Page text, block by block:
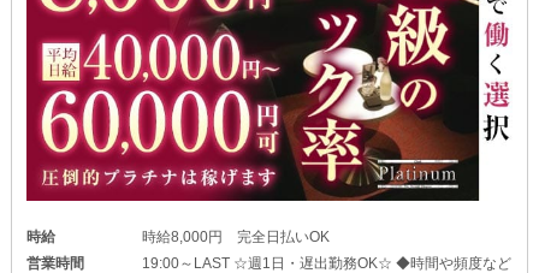
時給
時給8,000円 完全日払いOK
営業時間
19:00～LAST ☆週1日・遅出勤務OK☆ ◆時間や頻度など